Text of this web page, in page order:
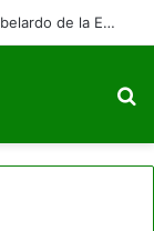
Álvaro Uribe sí asistirá a la posesión de Abelardo de la Espriella: ya está en Cali